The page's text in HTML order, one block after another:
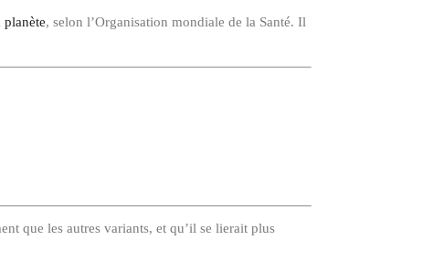
, selon l’Organisation mondiale de la Santé. Il
que les autres variants, et qu’il se lierait plus